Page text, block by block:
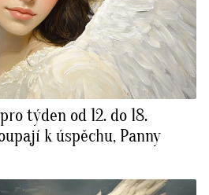
týden od 12. do 18.
k úspěchu, Panny